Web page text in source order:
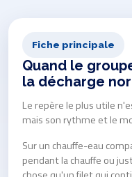
Fiche principale
Quand le
la décharge
Le repère le plus utile
mais son rythme et le
Sur un chauffe-eau
pendant la chauffe ou